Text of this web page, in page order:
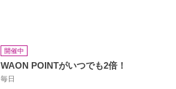
開催中
WAON POINTがいつでも2倍！
毎日